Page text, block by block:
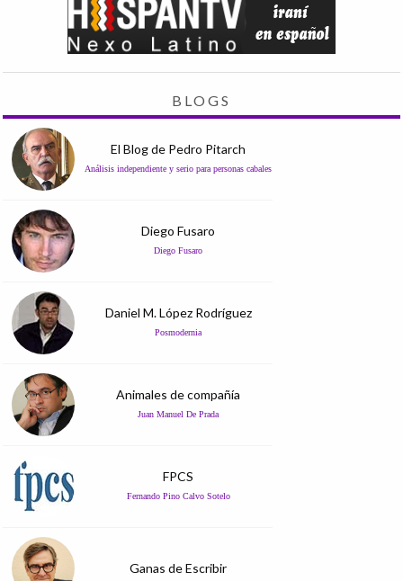
BLOGS
El Blog de Pedro Pitarch
Análisis independiente y serio para personas cabales
Diego Fusaro
Diego Fusaro
Daniel M. López Rodríguez
Posmodernia
Animales de compañía
Juan Manuel De Prada
FPCS
Fernando Pino Calvo Sotelo
Ganas de Escribir